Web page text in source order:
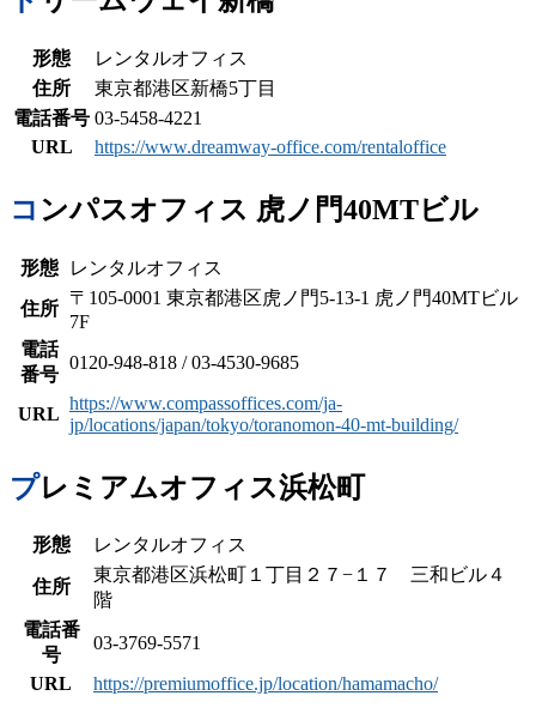
形態
レンタルオフィス
住所
東京都港区新橋5丁目
電話番号 03-5458-4221
URL
https://www.dreamway-office.com/rentaloffice
コンパスオフィス 虎ノ門40MTビル
形態
レンタルオフィス
住所
〒105-0001 東京都港区虎ノ門5-13-1 虎ノ門40MTビル
7F
電話
番号
0120-948-818 / 03-4530-9685
URL
https://www.compassoffices.com/ja-
jp/locations/japan/tokyo/toranomon-40-mt-building/
プレミアムオフィス浜松町
形態 レンタルオフィス
住所
東京都港区浜松町１丁目２７−１７ 三和ビル４
階
電話番
号
03-3769-5571
URL
https://premiumoffice.jp/location/hamamacho/